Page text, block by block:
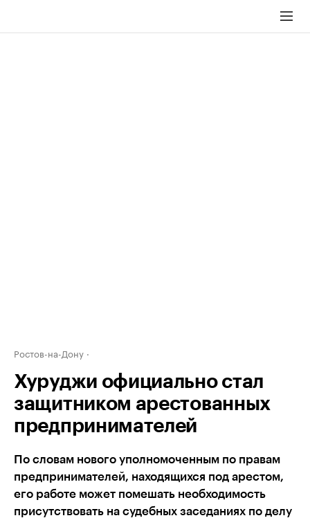
Ростов-на-Дону
Хуруджи официально стал
защитником арестованных
предпринимателей
По словам нового уполномоченным по правам
предпринимателей, находящихся под арестом,
его работе может помешать необходимость
присутствовать на судебных заседаниях по делу